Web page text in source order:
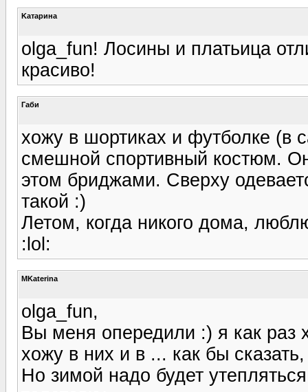
Kатарина
olga_fun! Лосины и платьица
красиво!
Габи
хожу в шортиках и футболке (в
смешной спортивный костюм.
этом бриджами. Сверху
такой :)
Летом, когда никого дома,
:lol:
MKaterina
olga_fun,
Вы меня опередили :) я как раз
хожу в них и в ... как бы
Но зимой надо будет